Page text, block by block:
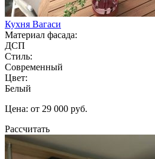
Кухня Вагаси
Материал фасада:
ДСП
Стиль:
Современный
Цвет:
Белый
Цена: от 29 000 руб.
Рассчитать